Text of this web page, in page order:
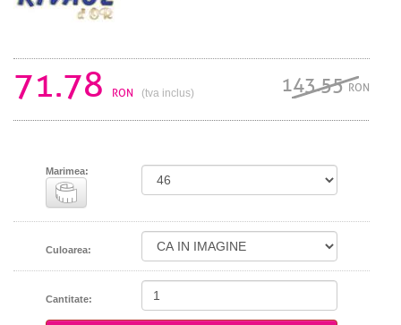
71.78 RON (tva inclus) 143.55RON
Marimea:
Culoarea:
Cantitate: